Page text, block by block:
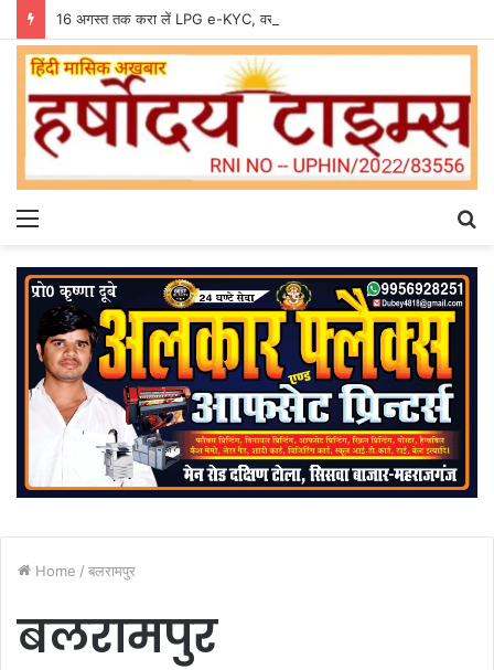
Menu
Home / बलरामपुर
बलरामपुर